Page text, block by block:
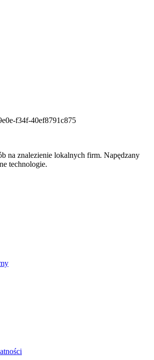
f34f-40ef8791c875
na znalezienie lokalnych firm. Napędzany
technologie.